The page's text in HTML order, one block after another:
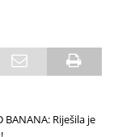
BANANA: Riješila je